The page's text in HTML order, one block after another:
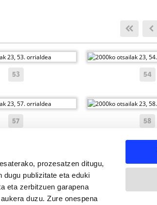
prozesatzen ditugu,
publizitate eta eduki
eta zerbitzuen garapena
duzu. Zure onespena
53 54
57 58